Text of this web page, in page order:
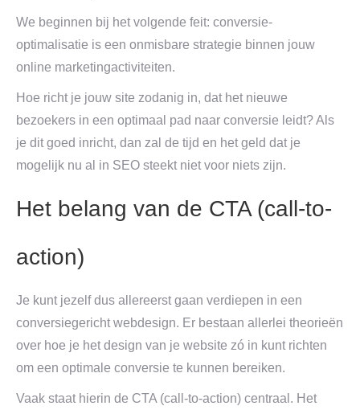
We beginnen bij het volgende feit: conversie-
optimalisatie is een onmisbare strategie binnen jouw
online marketingactiviteiten.
Hoe richt je jouw site zodanig in, dat het nieuwe
bezoekers in een optimaal pad naar conversie leidt? Als
je dit goed inricht, dan zal de tijd en het geld dat je
mogelijk nu al in SEO steekt niet voor niets zijn.
Het belang van de CTA (call-to-
action)
Je kunt jezelf dus allereerst gaan verdiepen in een
conversiegericht webdesign. Er bestaan allerlei theorieën
over hoe je het design van je website zó in kunt richten
om een optimale conversie te kunnen bereiken.
Vaak staat hierin de CTA (call-to-action) centraal. Het